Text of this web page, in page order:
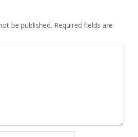
be published. Required fields are